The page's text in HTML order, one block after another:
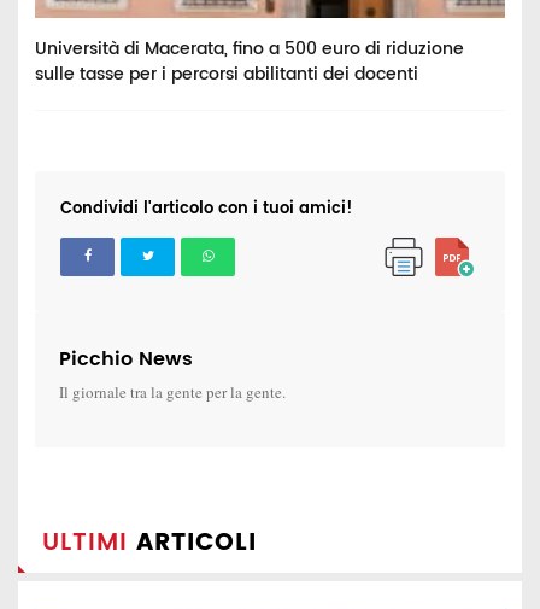
Università di Macerata, fino a 500 euro di riduzione
sulle tasse per i percorsi abilitanti dei docenti
Condividi l'articolo con i tuoi amici!
Picchio News
Il giornale tra la gente per la gente.
ULTIMI ARTICOLI